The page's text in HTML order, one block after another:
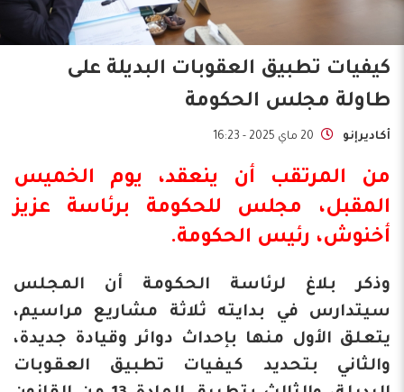
كيفيات تطبيق العقوبات البديلة على
طاولة مجلس الحكومة
أكاديرإنو 20 ماي 2025 - 16:23
من المرتقب أن ينعقد، يوم الخميس
المقبل، مجلس للحكومة برئاسة عزيز
أخنوش، رئيس الحكومة.
وذكر بلاغ لرئاسة الحكومة أن المجلس
سيتدارس في بدايته ثلاثة مشاريع مراسيم،
يتعلق الأول منها بإحداث دوائر وقيادة جديدة،
والثاني بتحديد كيفيات تطبيق العقوبات